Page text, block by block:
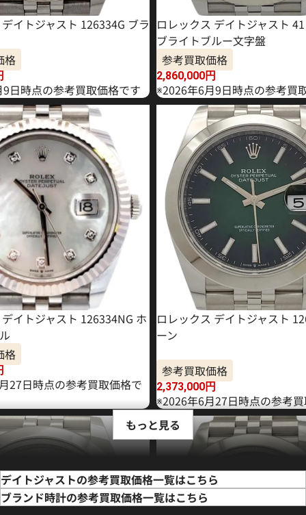
イトジャスト 126334G ブラ
格
日時点の参考買取価格です
ロレックス デイトジャスト
ブライトブルー文字盤
参考買取価格
2,860,000円
※2026年6月9日時点の参考買
イトジャスト 126334NG ホ
格
27日時点の参考買取価格で
ロレックス デイトジャスト
ーン
参考買取価格
2,373,000円
※2026年6月27日時点の参考
もっと見る
デイトジャストの参考買取価格一覧はこちら
ブランド時計の参考買取価格一覧はこちら